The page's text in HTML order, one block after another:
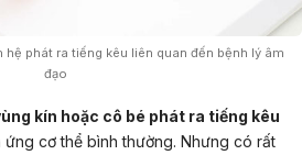
hệ phát ra tiếng kêu liên quan đến bệnh lý âm
đạo
kín hoặc cô bé phát ra tiếng kêu
ứng cơ thể bình thường. Nhưng có rất